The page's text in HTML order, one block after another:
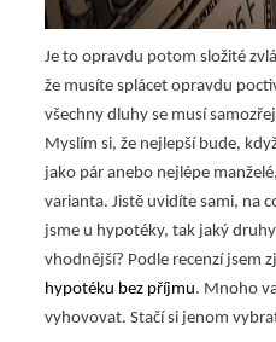
Je to opravdu potom složité
že musíte splácet opravdu
všechny dluhy se musí
Myslím si, že nejlepší bude,
jako pár anebo nejlépe
varianta. Jistě uvidíte sami, na
jsme u hypotéky, tak jaký
vhodnější? Podle recenzí jsem
hypotéku bez příjmu. Mnoho
vyhovovat. Stačí si jenom